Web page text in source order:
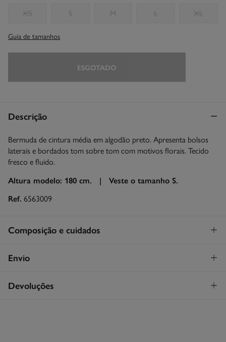
XS S M L XL
Guia de tamanhos
ESGOTADO
Descrição
Bermuda de cintura média em algodão preto. Apresenta bolsos
laterais e bordados tom sobre tom com motivos florais. Tecido
fresco e fluido.
Altura modelo: 180 cm. | Veste o tamanho S.
Ref. 6563009
Composição e cuidados
Composição
Cuidados
Envio
Levantamento na loja em Portugal
Continental
GRATUITO!
Devoluções